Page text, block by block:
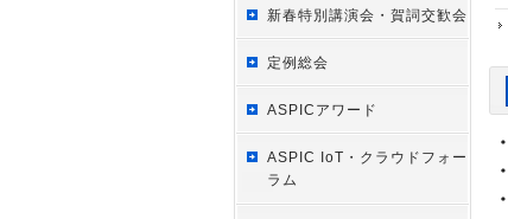
新春特別講演会・賀詞交歓会
定例総会
ASPICアワード
ASPIC IoT・クラウドフォー
ラム